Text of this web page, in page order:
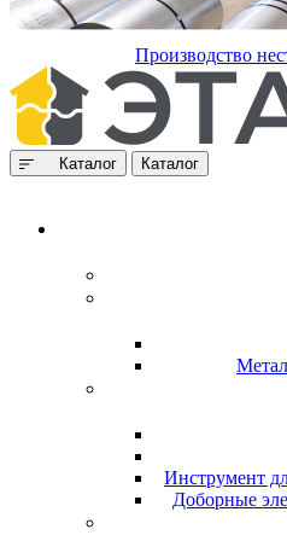
Производство
Каталог Каталог
Инструмент
Доборные